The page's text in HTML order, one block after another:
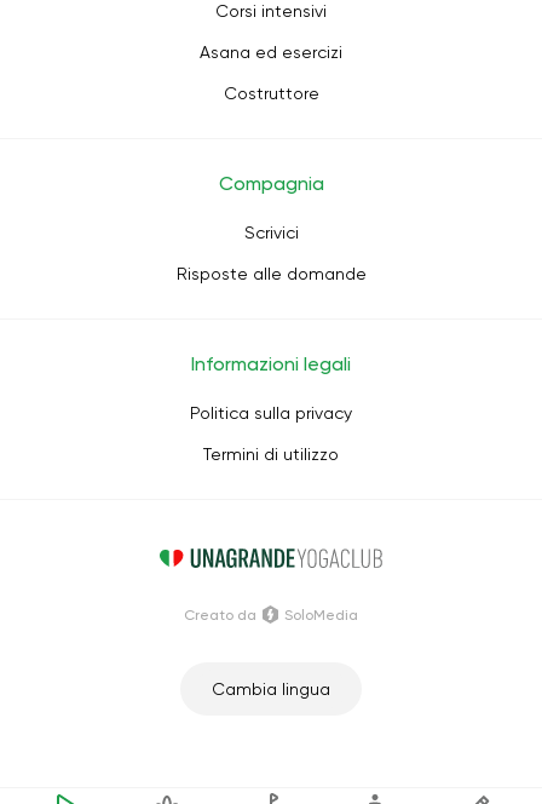
Corsi intensivi
Asana ed esercizi
Costruttore
Compagnia
Scrivici
Risposte alle domande
Informazioni legali
Politica sulla privacy
Termini di utilizzo
Cambia lingua
Creato da SoloMedia